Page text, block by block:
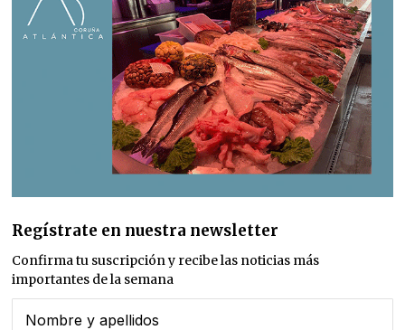
Regístrate en nuestra newsletter
Confirma tu suscripción y recibe las noticias más
importantes de la semana